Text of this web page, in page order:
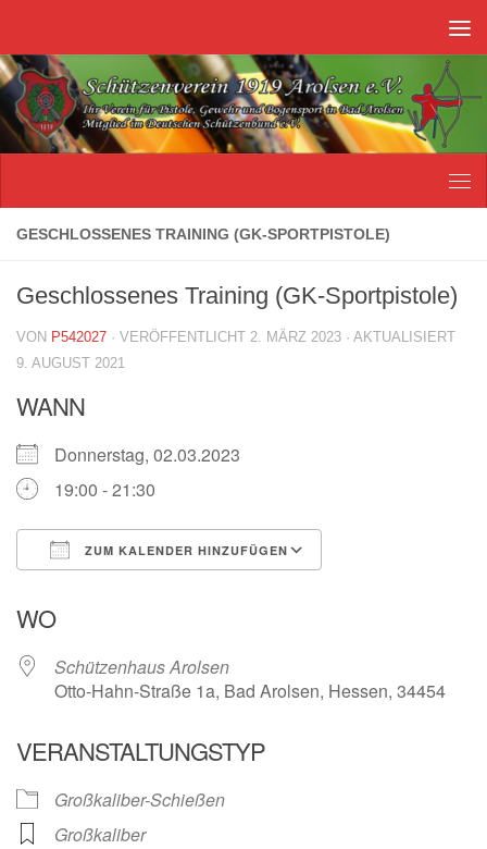
GESCHLOSSENES TRAINING (GK-SPORTPISTOLE)
Geschlossenes Training (GK-Sportpistole)
VON P542027 · VERÖFFENTLICHT 2. MÄRZ 2023 · AKTUALISIERT
9. AUGUST 2021
WANN
Donnerstag, 02.03.2023
19:00 - 21:30
ZUM KALENDER HINZUFÜGEN
WO
Schützenhaus Arolsen
Otto-Hahn-Straße 1a, Bad Arolsen, Hessen, 34454
VERANSTALTUNGSTYP
Großkaliber-Schießen
Großkaliber